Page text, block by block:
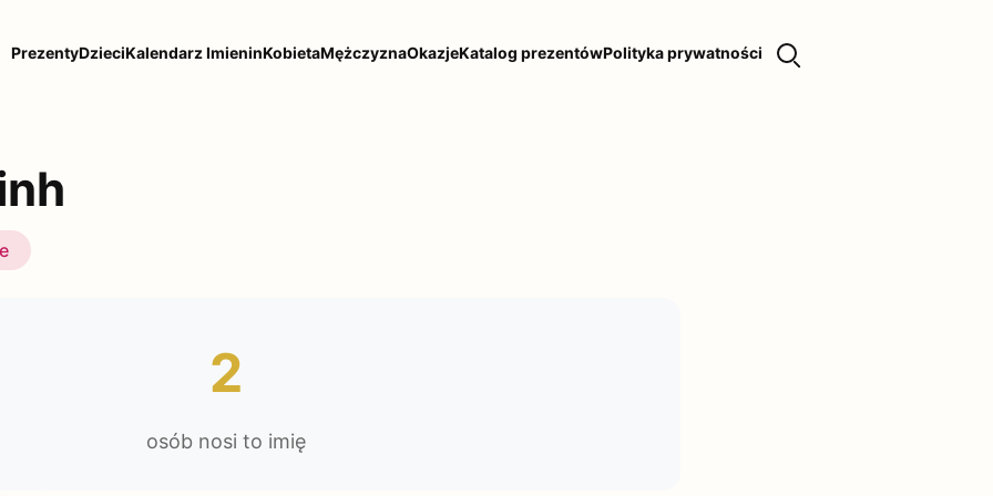
PrezentyDzieciKalendarz ImieninKobietaMężczyznaOkazjeKatalog prezentówPolityka prywatności
2
osób nosi to imię